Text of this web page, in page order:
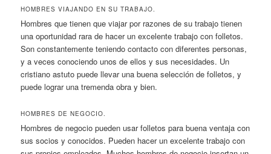
HOMBRES VIAJANDO EN SU TRABAJO.
Hombres que tienen que viajar por razones de su trabajo tienen
una oportunidad rara de hacer un excelente trabajo con folletos.
Son constantemente teniendo contacto con diferentes personas,
y a veces conociendo unos de ellos y sus necesidades. Un
cristiano astuto puede llevar una buena selección de folletos, y
puede lograr una tremenda obra y bien.
HOMBRES DE NEGOCIO.
Hombres de negocio pueden usar folletos para buena ventaja con
sus socios y conocidos. Pueden hacer un excelente trabajo con